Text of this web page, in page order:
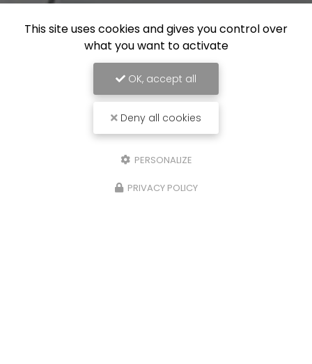
This site uses cookies and gives you control over
what you want to activate
OK, accept all
Deny all cookies
PERSONALIZE
PRIVACY POLICY